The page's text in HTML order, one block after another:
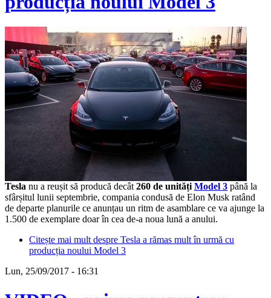
Tesla nu a reușit să producă decât 260 de unități Model 3 până la
sfârșitul lunii septembrie, compania condusă de Elon Musk ratând
de departe planurile ce anunțau un ritm de asamblare ce va ajunge la
1.500 de exemplare doar în cea de-a noua lună a anului.
Citește mai mult despre Tesla a rămas mult în urmă cu
producția noului Model 3
Lun, 25/09/2017 - 16:31